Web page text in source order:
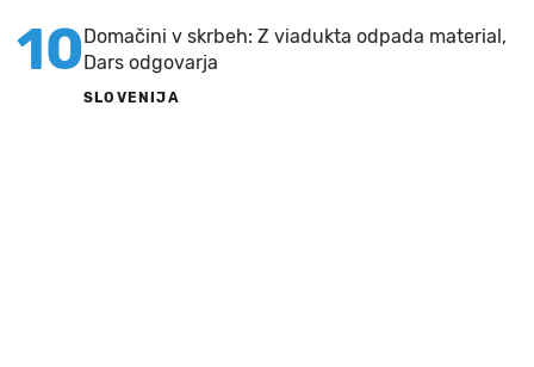
10Domačini v skrbeh: Z viadukta odpada material,
Dars odgovarja
SLOVENIJA